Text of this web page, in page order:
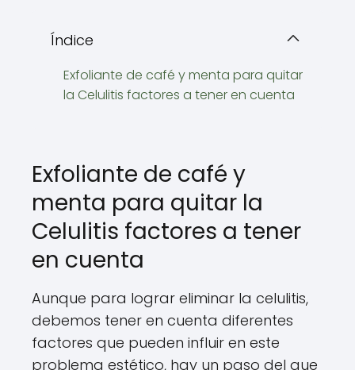
Índice
Exfoliante de café y menta para quitar
la Celulitis factores a tener en cuenta
Exfoliante de café y
menta para quitar la
Celulitis factores a tener
en cuenta
Aunque para lograr eliminar la celulitis,
debemos tener en cuenta diferentes
factores que pueden influir en este
problema estético, hay un paso del que